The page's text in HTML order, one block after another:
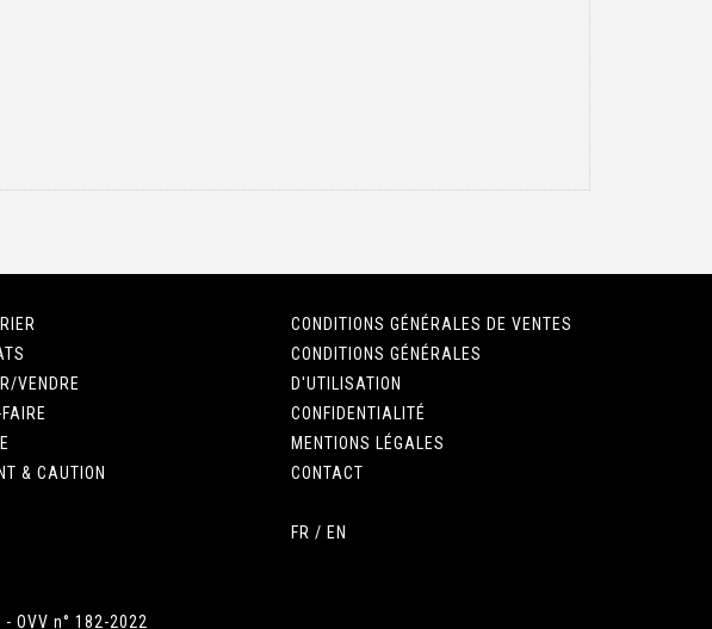
VENDRE
& CAUTION
CONDITIONS GÉNÉRALES DE VENTES
CONDITIONS GÉNÉRALES
D'UTILISATION
CONFIDENTIALITÉ
MENTIONS LÉGALES
CONTACT
FR / EN
n° 182-2022